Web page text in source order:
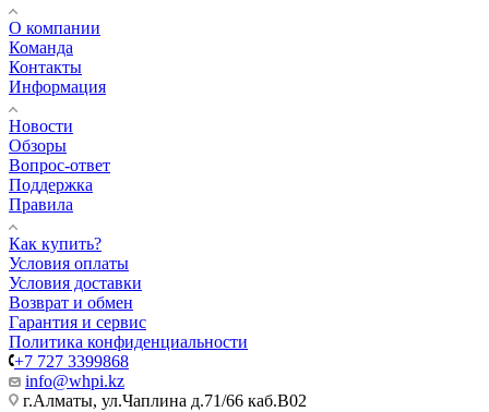
О компании
Команда
Контакты
Информация
Новости
Обзоры
Вопрос-ответ
Поддержка
Правила
Как купить?
Условия оплаты
Условия доставки
Возврат и обмен
Гарантия и сервис
Политика конфиденциальности
+7 727 3399868
info@whpi.kz
г.Алматы, ул.Чаплина д.71/66 каб.B02